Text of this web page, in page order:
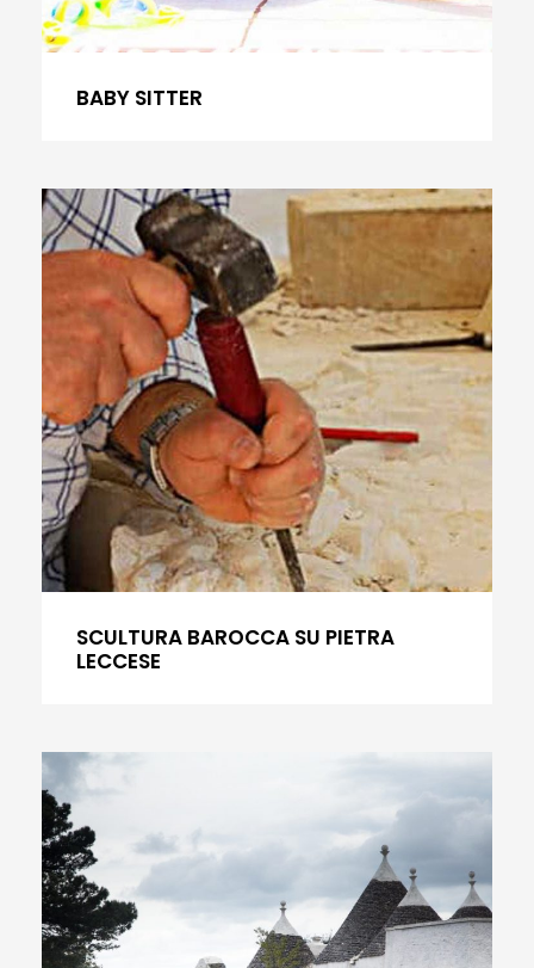
BABY SITTER
SCULTURA BAROCCA SU PIETRA
LECCESE